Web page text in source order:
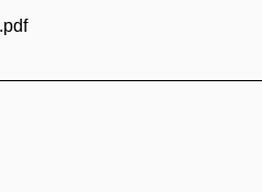
.pdf